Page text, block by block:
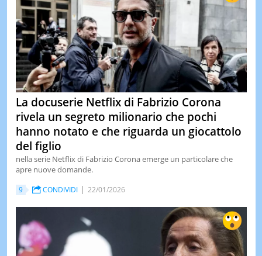
LE
DI
IERI
La docuserie Netflix di Fabrizio Corona
rivela un segreto milionario che pochi
hanno notato e che riguarda un giocattolo
del figlio
nella serie Netflix di Fabrizio Corona emerge un particolare che
apre nuove domande.
9 CONDIVIDI 22/01/2026